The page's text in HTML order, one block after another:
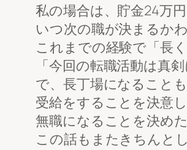
私の場合は、貯金24万
いつ次の職が決まるか
これまでの経験で「長
「今回の転職活動は真
で、長丁場になることも
受給をすることを決意し
無職になることを決め
この話もまたきちんと